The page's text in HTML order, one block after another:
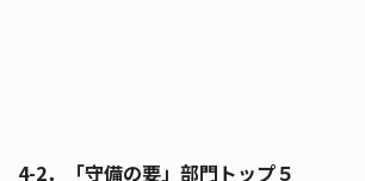
4-2．「守備の要」部門トップ５